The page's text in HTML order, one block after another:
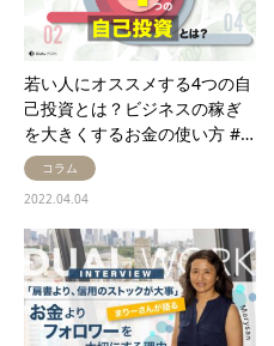
若い人にオススメする4つの自
己投資とは？ビジネスの稼ぎ
を大きくするお金の使い方 #…
コラム
2022.04.04